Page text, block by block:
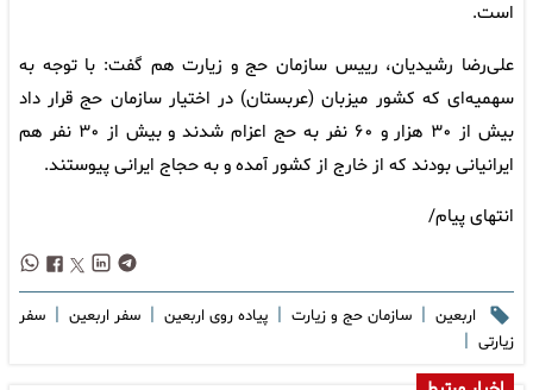
است.
علی‌رضا رشیدیان، رییس سازمان حج و زیارت هم گفت: با توجه به
سهمیه‌ای که کشور میزبان (عربستان) در اختیار سازمان حج قرار داد
بیش از ۳۰ هزار و ۶۰ نفر به حج اعزام شدند و بیش از ۳۰ نفر هم
ایرانیانی بودند که از خارج از کشور آمده و به حجاج ایرانی پیوستند.
انتهای پیام/
اربعین | سازمان حج و زیارت | پیاده روی اربعین | سفر اربعین | سفر
زیارتی |